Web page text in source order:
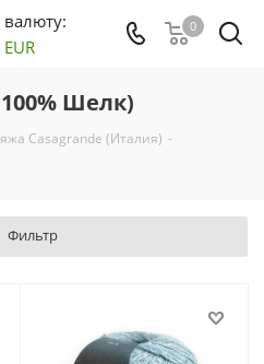
EUR
0
Шелк)
Casagrande (Италия) -
Фильтр